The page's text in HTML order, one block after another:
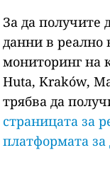
За да получите
данни в реално
мониторинг на
Huta, Kraków,
трябва да
страницата за
платформата